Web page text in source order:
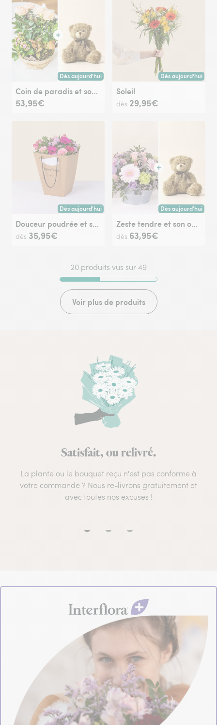
Dès aujourd'hui
Livraison dès aujourd'hui (pour toute commande passée
Coin de paradis et son ourson Harry
53,95€
Dès aujourd'hui
Livraison dès
Soleil
dès 29,95€
Dès aujourd'hui
Livraison dès aujourd'hui (pour toute commande passée
Douceur poudrée et son sac cadeau
dès 35,95€
Dès aujourd'hui
Livraison dès
Zeste tendre et son ourson Harry
dès 63,95€
20 produits vus sur 49
Voir plus de produits
Satisfait, ou relivré.
La plante ou le bouquet reçu n'est pas conforme à
votre commande ? Nous re-livrons gratuitement et
avec toutes nos excuses !